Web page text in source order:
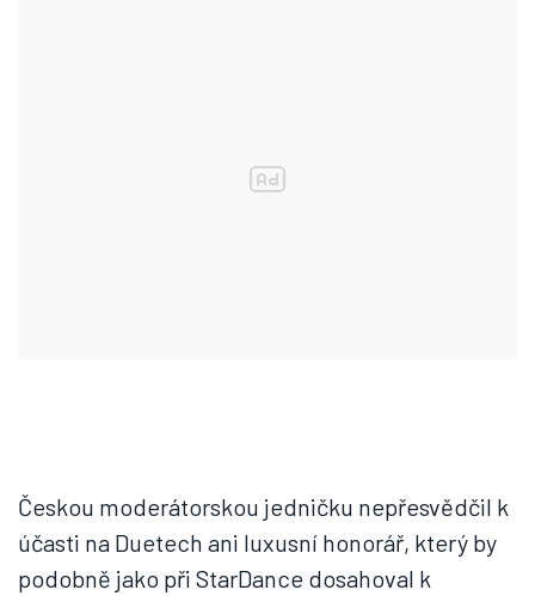
Českou moderátorskou jedničku nepřesvědčil k
účasti na Duetech ani luxusní honorář, který by
podobně jako při StarDance dosahoval k